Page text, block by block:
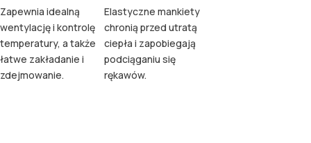
Zapewnia idealną
wentylację i kontrolę
temperatury, a także
łatwe zakładanie i
zdejmowanie.
Elastyczne mankiety
chronią przed utratą
ciepła i zapobiegają
podciąganiu się
rękawów.